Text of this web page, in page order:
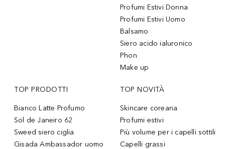
Profumi Estivi Donna
Profumi Estivi Uomo
Balsamo
Siero acido ialuronico
Phon
Make up
TOP PRODOTTI
Bianco Latte Profumo
Sol de Janeiro 62
Sweed siero ciglia
Gisada Ambassador uomo
TOP NOVITÀ
Skincare coreana
Profumi estivi
Più volume per i capelli sottili
Capelli grassi